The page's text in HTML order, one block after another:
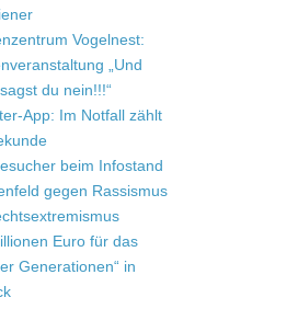
Vogelnest:
„Und
du nein!!!“
App: Im Notfall zählt
beim Infostand
gegen Rassismus
Euro für das
Generationen“ in